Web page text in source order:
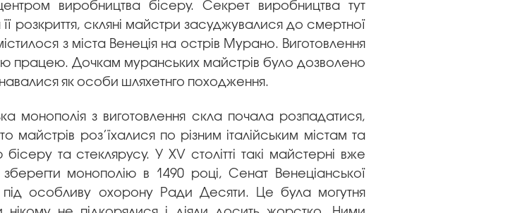
виробництва бісеру. Секрет виробництва тут
розкриття, скляні майстри засуджувалися до смертної
з міста Венеція на острів Мурано. Виготовлення
працею. Дочкам муранських майстрів було дозволено
як особи шляхетнго походження.
монополія з виготовлення скла почала розпадатися,
майстрів роз’їхалися по різним італійським містам та
та стеклярусу. У XV столітті такі майстерні вже
монополію в 1490 році, Сенат Венеціанської
під особливу охорону Ради Десяти. Це була могутня